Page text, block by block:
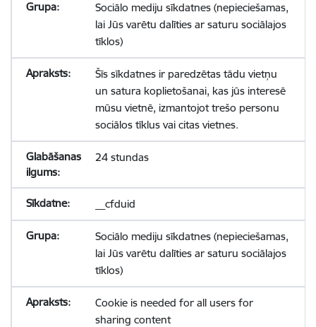
Sociālo mediju sīkdatnes (nepieciešamas,
lai Jūs varētu dalīties ar saturu sociālajos
tīklos)
Šīs sīkdatnes ir paredzētas tādu vietņu
un satura koplietošanai, kas jūs interesē
mūsu vietnē, izmantojot trešo personu
sociālos tīklus vai citas vietnes.
24 stundas
__cfduid
Sociālo mediju sīkdatnes (nepieciešamas,
lai Jūs varētu dalīties ar saturu sociālajos
tīklos)
Cookie is needed for all users for
sharing content